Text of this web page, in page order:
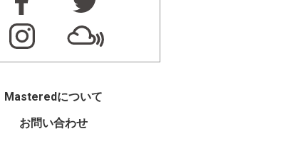
Masteredについて
お問い合わせ